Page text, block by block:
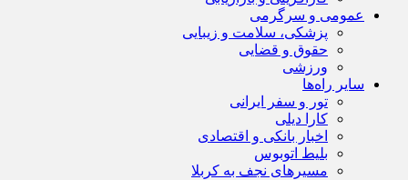
عمومی و سرگرمی
پزشکی، سلامت و زیبایی
حقوق و قضایی
ورزشی
سایر راه‌ها
تور و سفر ایرانی
کارا دیلی
اخبار بانکی و اقتصادی
بلیط اتوبوس
مسیرهای نجف به کربلا